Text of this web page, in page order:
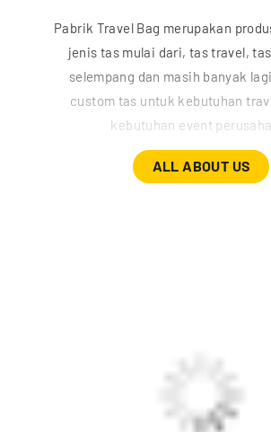
Pabrik Travel Bag merupakan
jenis tas mulai dari, tas travel,
selempang dan masih banyak
custom tas untuk kebutuhan
kebutuhan event
ALL ABOUT US